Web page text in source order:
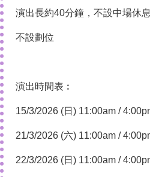
演出長約40分鐘，不設中場休息
不設劃位
演出時間表︰
15/3/2026 (日) 11:00am /
21/3/2026 (六) 11:00am /
22/3/2026 (日) 11:00am /